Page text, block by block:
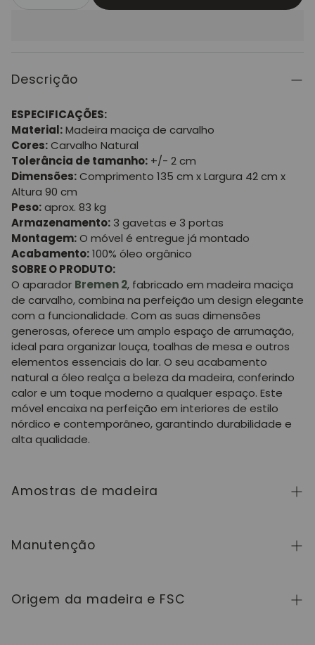
Descrição
ESPECIFICAÇÕES:
Material:Madeira maciça de carvalho
Cores:Carvalho Natural
Tolerância de tamanho: +/- 2 cm
Dimensões:Comprimento 135 cm x Largura 42 cm x
Altura 90 cm
Peso:aprox. 83 kg
Armazenamento: 3 gavetas e 3 portas
Montagem:O móvel é entregue já montado
Acabamento:100% óleo orgânico
SOBRE O PRODUTO:
O aparador Bremen 2, fabricado em madeira maciça
de carvalho, combina na perfeição um design elegante
com a funcionalidade. Com as suas dimensões
generosas, oferece um amplo espaço de arrumação,
ideal para organizar louça, toalhas de mesa e outros
elementos essenciais do lar. O seu acabamento
natural a óleo realça a beleza da madeira, conferindo
calor e um toque moderno a qualquer espaço. Este
móvel encaixa na perfeição em interiores de estilo
nórdico e contemporâneo, garantindo durabilidade e
alta qualidade.
Amostras de madeira
coleção NordicStory, clique
Manutenção
apreciado pelo seu caráter autêntico e pela sua
beleza que evolui com o tempo. Para a manter em
Origem da madeira e FSC